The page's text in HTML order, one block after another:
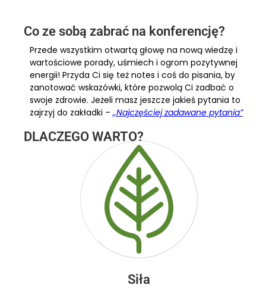
Co ze sobą zabrać na konferencję?
Przede wszystkim otwartą głowę na nową wiedzę i
wartościowe porady, uśmiech i ogrom pozytywnej
energii! Przyda Ci się też notes i coś do pisania, by
zanotować wskazówki, które pozwolą Ci zadbać o
swoje zdrowie. Jeżeli masz jeszcze jakieś pytania to
zajrzyj do zakładki –,,Najczęściej zadawane pytania”
DLACZEGO WARTO?
Siła